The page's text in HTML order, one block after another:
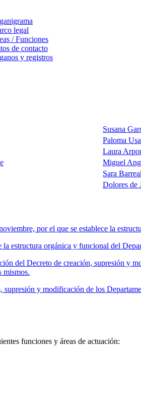
legal
/ Funciones
de contacto
y registros
Susana
Paloma
Laura
Miguel
Sara
Dolores de
por el que se establece la
estructura orgánica y funcional del
del Decreto de creación, supresión y
mismos.
y modificación de los
funciones y áreas de actuación: